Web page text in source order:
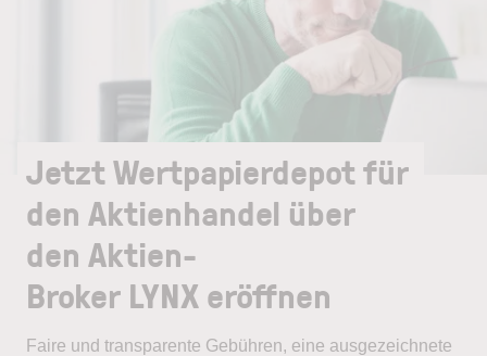
Jetzt Wertpapierdepot für
den Aktienhandel über
den Aktien-
Broker LYNX eröffnen
Faire und transparente Gebühren, eine ausgezeichnete